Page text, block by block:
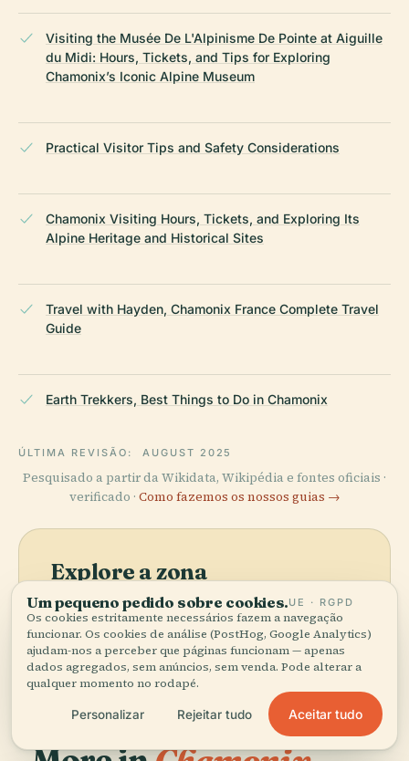
Visiting the Musée De L'Alpinisme De Pointe at Aiguille
du Midi: Hours, Tickets, and Tips for Exploring
Chamonix’s Iconic Alpine Museum
Practical Visitor Tips and Safety Considerations
Chamonix Visiting Hours, Tickets, and Exploring Its
Alpine Heritage and Historical Sites
Travel with Hayden, Chamonix France Complete Travel
Guide
Earth Trekkers, Best Things to Do in Chamonix
ÚLTIMA REVISÃO: AUGUST 2025
Pesquisado a partir da Wikidata, Wikipédia e fontes oficiais ·
verificado · Como fazemos os nossos guias →
Explore a zona
Veja Museu de Alpinismo de
Pointe no mapa e descubra o
que há por perto.
Ver mapa
Um pequeno pedido sobre cookies.UE · RGPD
Os cookies estritamente necessários fazem a navegação
funcionar. Os cookies de análise (PostHog, Google Analytics)
ajudam-nos a perceber que páginas funcionam — apenas
dados agregados, sem anúncios, sem venda. Pode alterar a
qualquer momento no rodapé.
Personalizar Rejeitar tudo Aceitar tudo